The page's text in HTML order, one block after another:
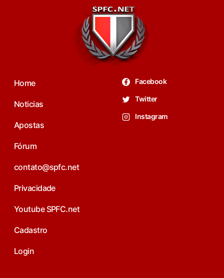
Home
Noticias
Apostas
Fórum
contato@spfc.net
Privacidade
Youtube SPFC.net
Cadastro
Login
Facebook
Twitter
Instagram